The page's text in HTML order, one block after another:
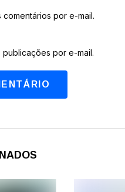
por e-mail.
por e-mail.